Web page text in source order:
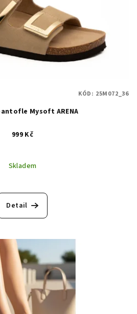
Mysoft ARENA
999 Kč
Skladem
Detail
KÓD: 25M072_36